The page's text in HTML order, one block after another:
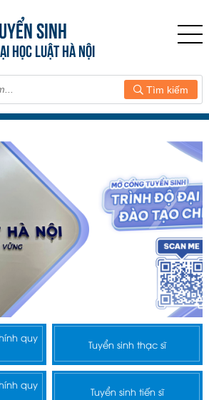
SINH
HỌC LUẬT HÀ NỘI
Tìm kiếm
quy
Tuyển sinh thạc sĩ
quy
Tuyển sinh tiến sĩ